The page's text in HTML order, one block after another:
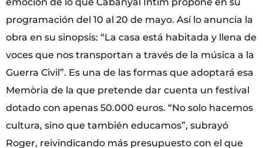
programación del 10 al 20 de mayo. Así lo anuncia la
obra en su sinopsis: “La casa está habitada y llena de
voces que nos transportan a través de la música a la
Guerra Civil”. Es una de las formas que adoptará esa
Memòria de la que pretende dar cuenta un festival
dotado con apenas 50.000 euros. “No solo hacemos
cultura, sino que también educamos”, subrayó
Roger, reivindicando más presupuesto con el que